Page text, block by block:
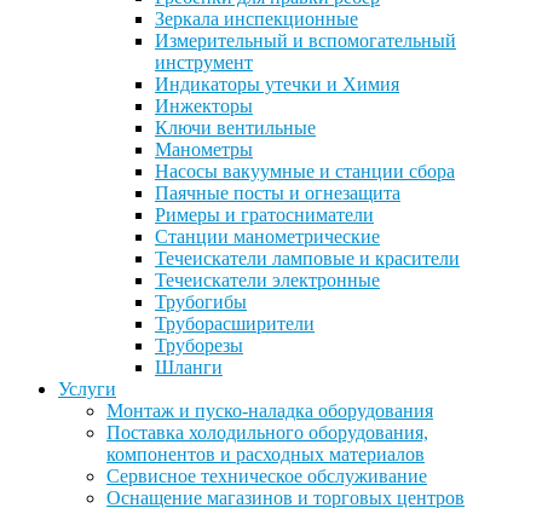
Зеркала инспекционные
Измерительный и вспомогательный
инструмент
Индикаторы утечки и Химия
Инжекторы
Ключи вентильные
Манометры
Насосы вакуумные и станции сбора
Паячные посты и огнезащита
Римеры и гратосниматели
Станции манометрические
Течеискатели ламповые и красители
Течеискатели электронные
Трубогибы
Труборасширители
Труборезы
Шланги
Услуги
Монтаж и пуско-наладка оборудования
Поставка холодильного оборудования,
компонентов и расходных материалов
Сервисное техническое обслуживание
Оснащение магазинов и торговых центров